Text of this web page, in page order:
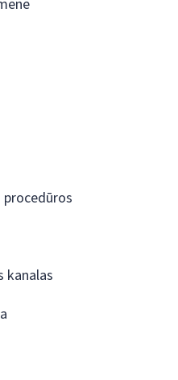
kanalas